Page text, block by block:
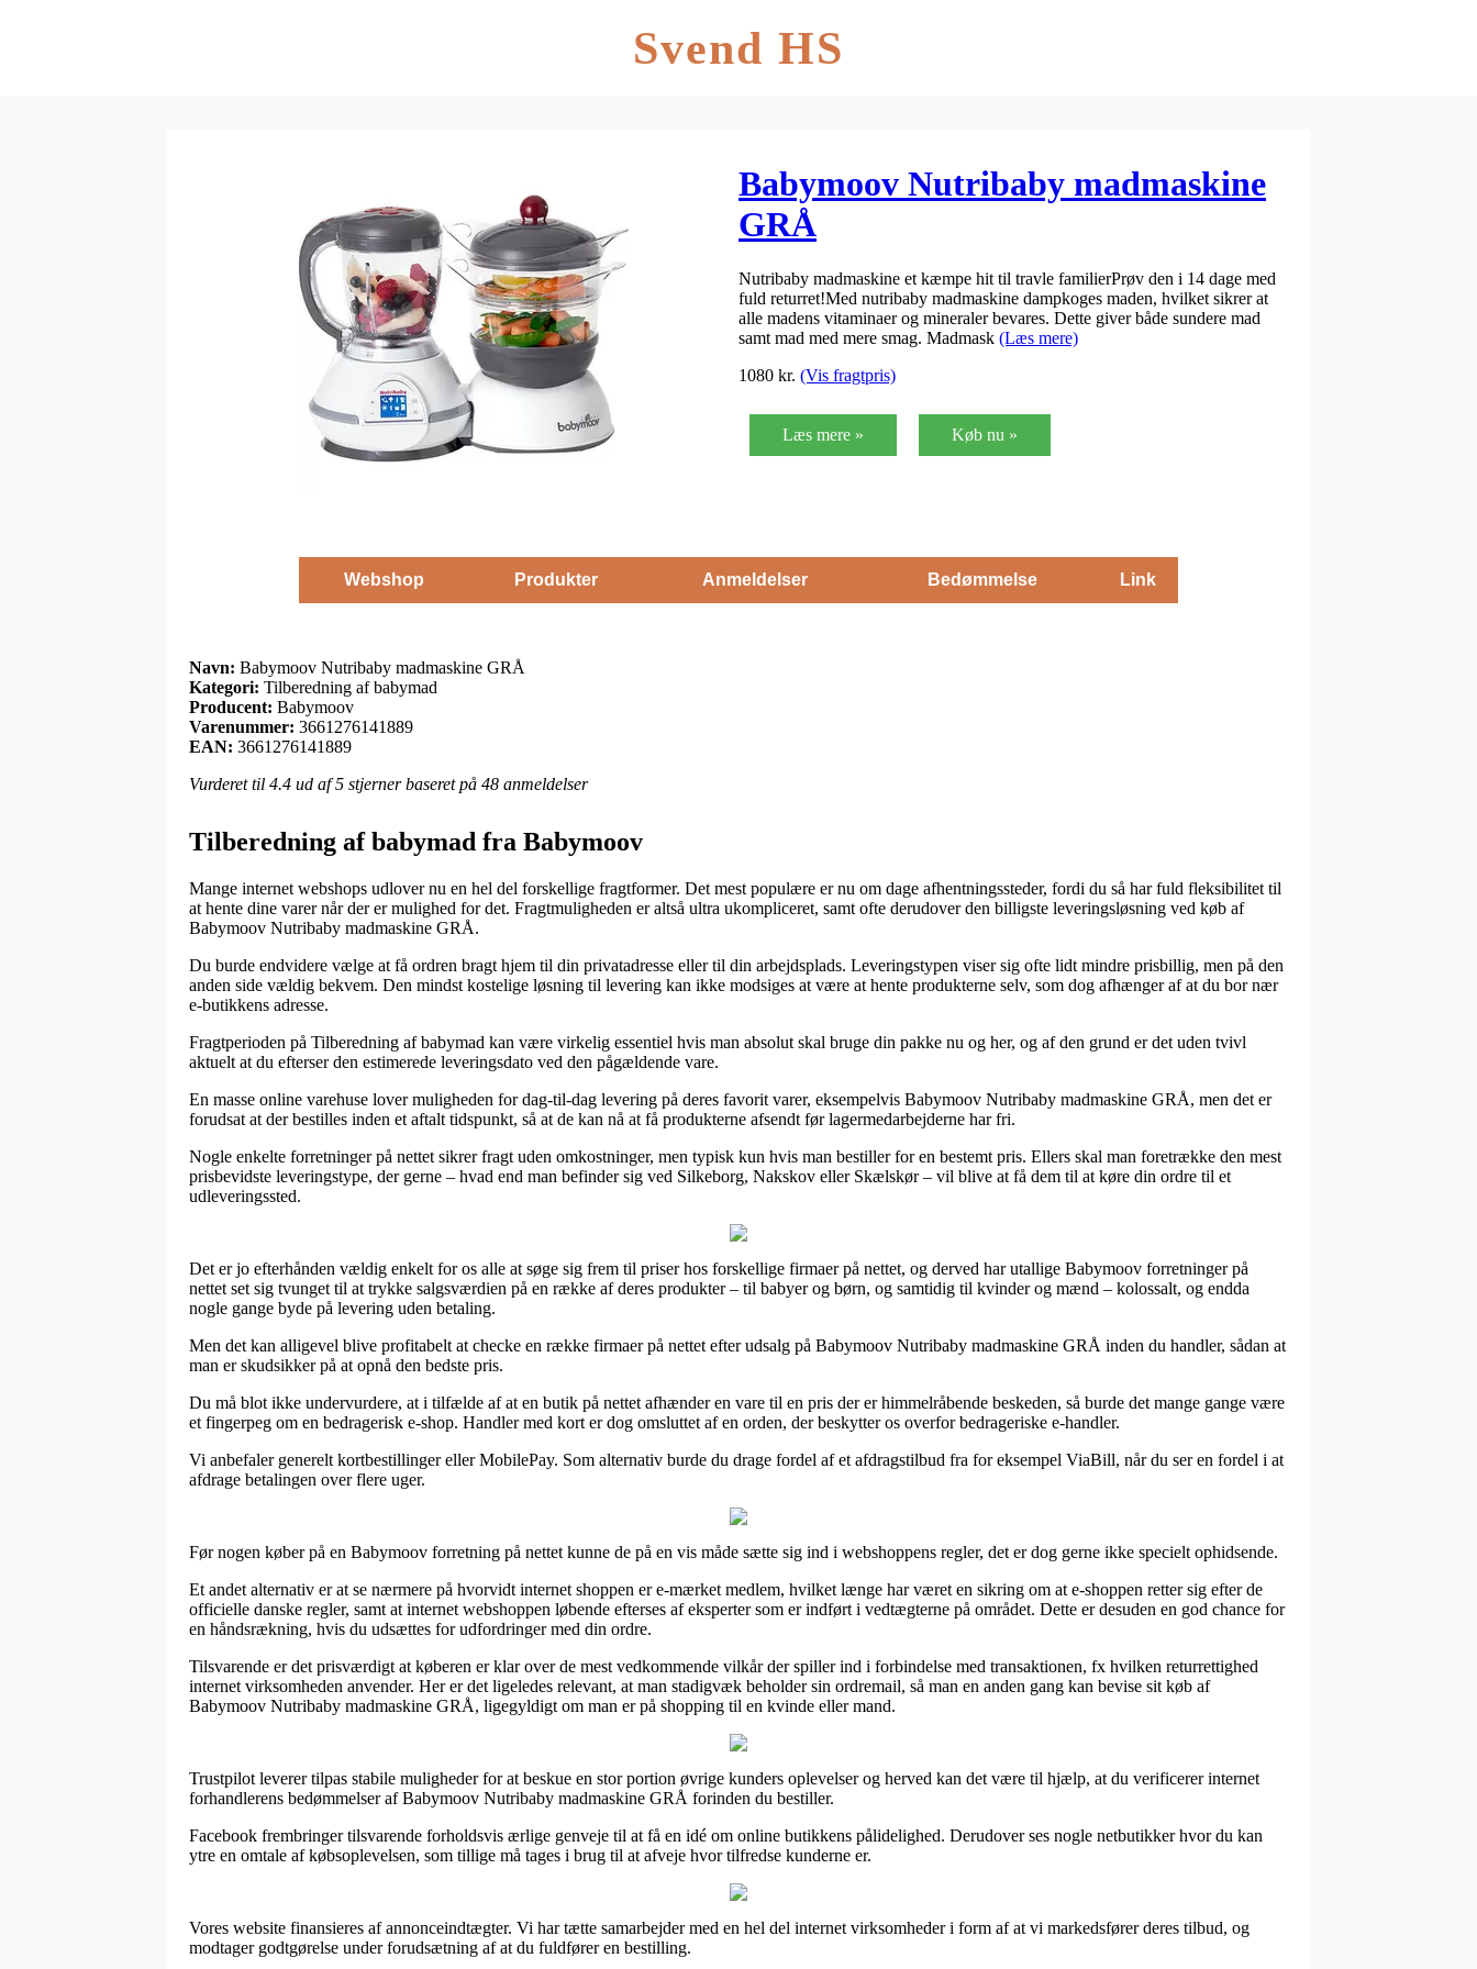
Svend HS
Babymoov Nutribaby madmaskine
GRÅ
Nutribaby madmaskine et kæmpe hit til travle familierPrøv den i 14 dage med
fuld returret!Med nutribaby madmaskine dampkoges maden, hvilket sikrer at
alle madens vitaminaer og mineraler bevares. Dette giver både sundere mad
samt mad med mere smag. Madmask (Læs mere)
1080 kr. (Vis fragtpris)
Læs mere » Køb nu »
Webshop Produkter Anmeldelser Bedømmelse Link
Navn: Babymoov Nutribaby madmaskine GRÅ
Kategori: Tilberedning af babymad
Producent: Babymoov
Varenummer: 3661276141889
EAN: 3661276141889
Vurderet til 4.4 ud af 5 stjerner baseret på 48 anmeldelser
Tilberedning af babymad fra Babymoov
Mange internet webshops udlover nu en hel del forskellige fragtformer. Det mest populære er nu om dage afhentningssteder, fordi du så har fuld fleksibilitet til
at hente dine varer når der er mulighed for det. Fragtmuligheden er altså ultra ukompliceret, samt ofte derudover den billigste leveringsløsning ved køb af
Babymoov Nutribaby madmaskine GRÅ.
Du burde endvidere vælge at få ordren bragt hjem til din privatadresse eller til din arbejdsplads. Leveringstypen viser sig ofte lidt mindre prisbillig, men på den
anden side vældig bekvem. Den mindst kostelige løsning til levering kan ikke modsiges at være at hente produkterne selv, som dog afhænger af at du bor nær
e-butikkens adresse.
Fragtperioden på Tilberedning af babymad kan være virkelig essentiel hvis man absolut skal bruge din pakke nu og her, og af den grund er det uden tvivl
aktuelt at du efterser den estimerede leveringsdato ved den pågældende vare.
En masse online varehuse lover muligheden for dag-til-dag levering på deres favorit varer, eksempelvis Babymoov Nutribaby madmaskine GRÅ, men det er
forudsat at der bestilles inden et aftalt tidspunkt, så at de kan nå at få produkterne afsendt før lagermedarbejderne har fri.
Nogle enkelte forretninger på nettet sikrer fragt uden omkostninger, men typisk kun hvis man bestiller for en bestemt pris. Ellers skal man foretrække den mest
prisbevidste leveringstype, der gerne – hvad end man befinder sig ved Silkeborg, Nakskov eller Skælskør – vil blive at få dem til at køre din ordre til et
udleveringssted.
Det er jo efterhånden vældig enkelt for os alle at søge sig frem til priser hos forskellige firmaer på nettet, og derved har utallige Babymoov forretninger på
nettet set sig tvunget til at trykke salgsværdien på en række af deres produkter – til babyer og børn, og samtidig til kvinder og mænd – kolossalt, og endda
nogle gange byde på levering uden betaling.
Men det kan alligevel blive profitabelt at checke en række firmaer på nettet efter udsalg på Babymoov Nutribaby madmaskine GRÅ inden du handler, sådan at
man er skudsikker på at opnå den bedste pris.
Du må blot ikke undervurdere, at i tilfælde af at en butik på nettet afhænder en vare til en pris der er himmelråbende beskeden, så burde det mange gange være
et fingerpeg om en bedragerisk e-shop. Handler med kort er dog omsluttet af en orden, der beskytter os overfor bedrageriske e-handler.
Vi anbefaler generelt kortbestillinger eller MobilePay. Som alternativ burde du drage fordel af et afdragstilbud fra for eksempel ViaBill, når du ser en fordel i at
afdrage betalingen over flere uger.
Før nogen køber på en Babymoov forretning på nettet kunne de på en vis måde sætte sig ind i webshoppens regler, det er dog gerne ikke specielt ophidsende.
Et andet alternativ er at se nærmere på hvorvidt internet shoppen er e-mærket medlem, hvilket længe har været en sikring om at e-shoppen retter sig efter de
officielle danske regler, samt at internet webshoppen løbende efterses af eksperter som er indført i vedtægterne på området. Dette er desuden en god chance for
en håndsrækning, hvis du udsættes for udfordringer med din ordre.
Tilsvarende er det prisværdigt at køberen er klar over de mest vedkommende vilkår der spiller ind i forbindelse med transaktionen, fx hvilken returrettighed
internet virksomheden anvender. Her er det ligeledes relevant, at man stadigvæk beholder sin ordremail, så man en anden gang kan bevise sit køb af
Babymoov Nutribaby madmaskine GRÅ, ligegyldigt om man er på shopping til en kvinde eller mand.
Trustpilot leverer tilpas stabile muligheder for at beskue en stor portion øvrige kunders oplevelser og herved kan det være til hjælp, at du verificerer internet
forhandlerens bedømmelser af Babymoov Nutribaby madmaskine GRÅ forinden du bestiller.
Facebook frembringer tilsvarende forholdsvis ærlige genveje til at få en idé om online butikkens pålidelighed. Derudover ses nogle netbutikker hvor du kan
ytre en omtale af købsoplevelsen, som tillige må tages i brug til at afveje hvor tilfredse kunderne er.
Vores website finansieres af annonceindtægter. Vi har tætte samarbejder med en hel del internet virksomheder i form af at vi markedsfører deres tilbud, og
modtager godtgørelse under forudsætning af at du fuldfører en bestilling.